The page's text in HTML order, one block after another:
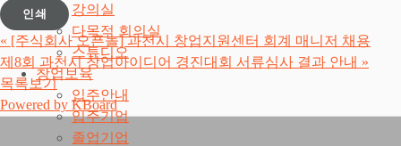
강의실
다목적 회의실
스튜디오
창업보육
입주안내
입주기업
졸업기업
인쇄
« [주식회사 오픈놀] 과천시 창업지원센터 회계 매니저 채용
제8회 과천시 창업아이디어 경진대회 서류심사 결과 안내 »
목록보기
Powered by KBoard